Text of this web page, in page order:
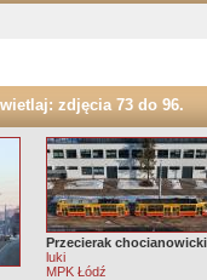
zdjęcia 73 do 96.
Przecierak chocianowicki
luki
MPK Łódź